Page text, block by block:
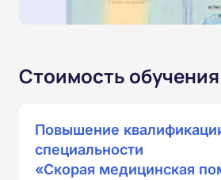
Стоимость
Повышение
специальности
«Скорая медицинская